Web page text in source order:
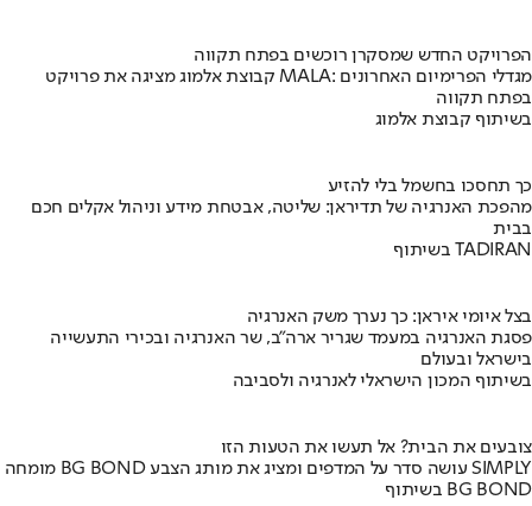
הפרויקט החדש שמסקרן רוכשים בפתח תקווה
קבוצת אלמוג מציגה את פרויקט MALA: מגדלי הפרימיום האחרונים
בפתח תקווה
בשיתוף קבוצת אלמוג
כך תחסכו בחשמל בלי להזיע
מהפכת האנרגיה של תדיראן: שליטה, אבטחת מידע וניהול אקלים חכם
בבית
בשיתוף TADIRAN
בצל איומי איראן: כך נערך משק האנרגיה
פסגת האנרגיה במעמד שגריר ארה"ב, שר האנרגיה ובכירי התעשייה
בישראל ובעולם
בשיתוף המכון הישראלי לאנרגיה ולסביבה
צובעים את הבית? אל תעשו את הטעות הזו
מומחה BG BOND עושה סדר על המדפים ומציג את מותג הצבע SIMPLY
בשיתוף BG BOND